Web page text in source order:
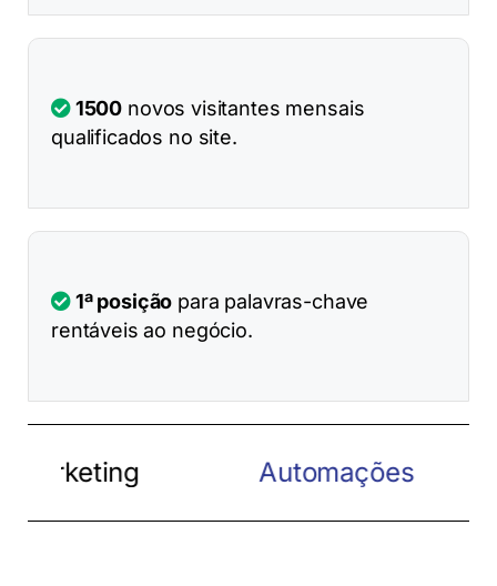
1500 novos visitantes mensais
qualificados no site.
1ª posição para palavras-chave
rentáveis ao negócio.
Automações Testes A/